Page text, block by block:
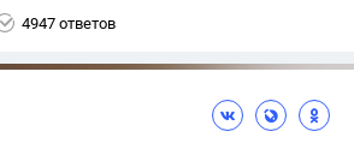
4947 ответов